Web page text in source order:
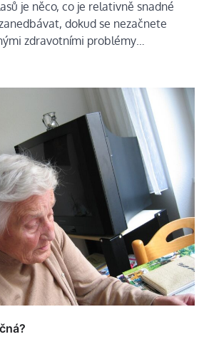
je něco, co je relativně snadné
dokud se nezačnete
zdravotními problémy…